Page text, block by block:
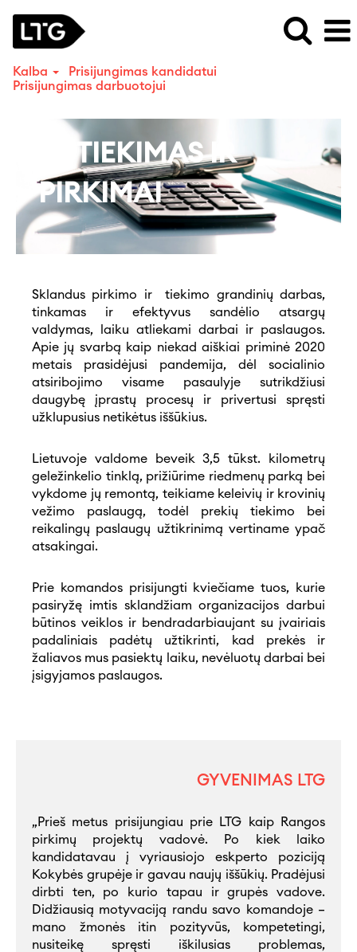
Kalba
Prisijungimas kandidatui
Prisijungimas darbuotojui
Tiekimas
Pirkimai
TIEKIMAS IR
PIRKIMAI
Sklandus pirkimo ir tiekimo grandinių darbas,
tinkamas ir efektyvus sandėlio atsargų
valdymas, laiku atliekami darbai ir paslaugos.
Apie jų svarbą kaip niekad aiškiai priminė 2020
metais prasidėjusi pandemija, dėl socialinio
atsiribojimo visame pasaulyje sutrikdžiusi
daugybę įprastų procesų ir privertusi spręsti
užklupusius netikėtus iššūkius.
Lietuvoje valdome beveik 3,5 tūkst. kilometrų
geležinkelio tinklą, prižiūrime riedmenų parką bei
vykdome jų remontą, teikiame keleivių ir krovinių
vežimo paslaugą, todėl prekių tiekimo bei
reikalingų paslaugų užtikrinimą vertiname ypač
atsakingai.
Prie komandos prisijungti kviečiame tuos, kurie
pasiryžę imtis sklandžiam organizacijos darbui
būtinos veiklos ir bendradarbiaujant su įvairiais
padaliniais padėtų užtikrinti, kad prekės ir
žaliavos mus pasiektų laiku, nevėluotų darbai bei
įsigyjamos paslaugos.
GYVENIMAS LTG
„Prieš metus prisijungiau prie LTG kaip Rangos
pirkimų projektų vadovė. Po kiek laiko
kandidatavau į vyriausiojo eskperto poziciją
Kokybės grupėje ir gavau naujų iššūkių. Pradėjusi
dirbti ten, po kurio tapau ir grupės vadove.
Didžiausią motyvaciją randu savo komandoje –
mano žmonės itin pozityvūs, kompetetingi,
nusiteikę spręsti iškilusias problemas,